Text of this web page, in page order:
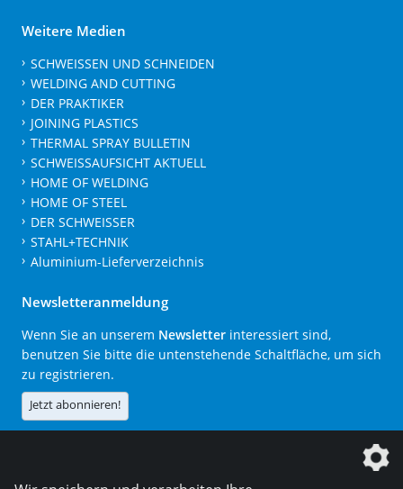
Weitere Medien
SCHWEISSEN UND SCHNEIDEN
WELDING AND CUTTING
DER PRAKTIKER
JOINING PLASTICS
THERMAL SPRAY BULLETIN
SCHWEISSAUFSICHT AKTUELL
HOME OF WELDING
HOME OF STEEL
DER SCHWEISSER
STAHL+TECHNIK
Aluminium-Lieferverzeichnis
Newsletteranmeldung
Wenn Sie an unserem Newsletter interessiert sind,
benutzen Sie bitte die untenstehende Schaltfläche, um sich
zu registrieren.
Jetzt abonnieren!
Die DVS Media GmbH ist ein Unternehmen der